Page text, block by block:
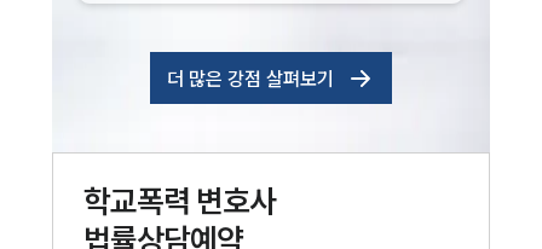
더 많은 강점 살펴보기
학교폭력 변호사
법률상담예약